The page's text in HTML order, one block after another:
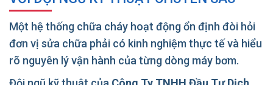
Một hệ thống chữa cháy hoạt động ổn định đòi hỏi
đơn vị sửa chữa phải có kinh nghiệm thực tế và hiểu
rõ nguyên lý vận hành của từng dòng máy bơm.